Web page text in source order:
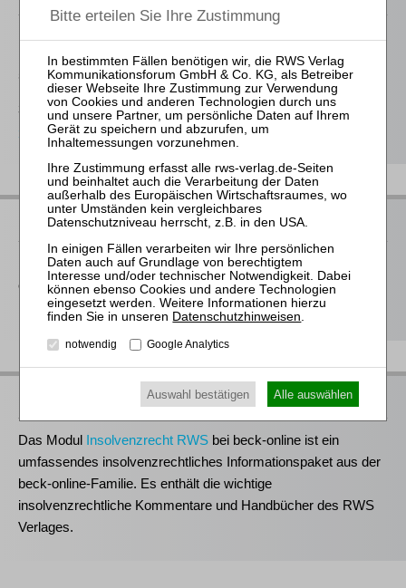
InsO – Kommentar zur Insolvenzordnung
5 Bände, Stand 6/26 (108. Lfg.)
368,00 €
Bestellen
RWS bei Juris
Der RWS Verlag ist Partner der jurisAllianz. Vieler unserer Titel
erhalten Sie deshalb auch im Rahmen ausgewählter juris-
Produkte.
RWS bei beck-online
Das Modul Insolvenzrecht RWS bei beck-online ist ein
umfassendes insolvenzrechtliches Informationspaket aus der
beck-online-Familie. Es enthält die wichtige
insolvenzrechtliche Kommentare und Handbücher des RWS
Verlages.
Datenschutzhinweisen
notwendig Google Analytics
Auswahl bestätigen Alle auswählen